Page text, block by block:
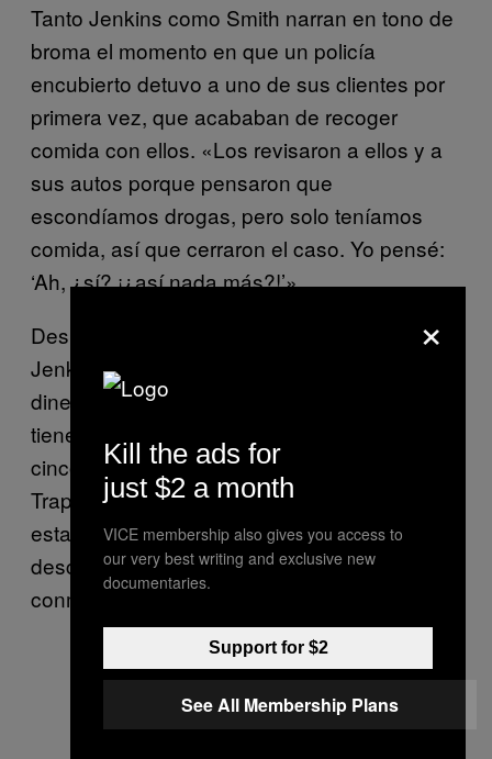
Tanto Jenkins como Smith narran en tono de
broma el momento en que un policía
encubierto detuvo a uno de sus clientes por
primera vez, que acababan de recoger
comida con ellos. «Los revisaron a ellos y a
sus autos porque pensaron que
escondíamos drogas, pero solo teníamos
comida, así que cerraron el caso. Yo pensé:
‘Ah, ¿sí? ¡¿así nada más?!’»
Después de casi un año de actividad,
Jenkins y Smith están ganando suficiente
dinero para mantener a sus familias. (Jenkins
tiene un niño de seis meses, y Smith tiene
cinco hijos). En un futuro próximo,
TrapKitchenLA espera abrir como restaurante
establecido para que sus clientes vayan y
descansen tranquilos mientras comen sus
conmovedores platillos.
Un poster adentro de la cocina de
TrapKitchenLA. Foto por Javier
×
Kill the ads for
just $2 a month
VICE membership also gives you access to
our very best writing and exclusive new
documentaries.
Support for $2
See All Membership Plans